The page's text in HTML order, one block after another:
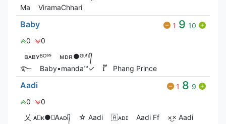
Ma
ViramaChhari
Baby 1 9 10
0
0
ʙᴀʙʏᴮᴼˢˢ
ᴍㅤᴅㅤʀ●ᴳᶹʳᶹ᭄
࿐
Baby•manda™✓ ɪ፝֟ Phang Prince
Aadi 1 8 9
0
0
乂 ᴀ⃝ᴋ●☯ᎪᴀᴅᎥ᭄
☆ Aadi 🇦ᴀᴅɪ Aadi Ff ×͜× Aadi